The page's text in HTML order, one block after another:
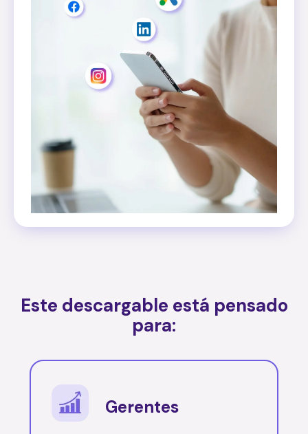
Este descargable está pensado
para:
Gerentes